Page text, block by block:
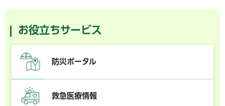
お役立ちサービス
防災ポータル
救急医療情報